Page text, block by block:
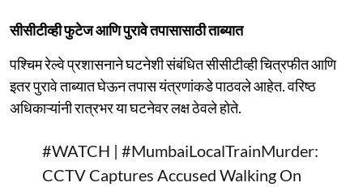
सीसीटीव्ही फुटेज आणि पुरावे तपासासाठी ताब्यात
पश्चिम रेल्वे प्रशासनाने घटनेशी संबंधित सीसीटीव्ही चित्रफीत आणि
इतर पुरावे ताब्यात घेऊन तपास यंत्रणांकडे पाठवले आहेत. वरिष्ठ
अधिकाऱ्यांनी रात्रभर या घटनेवर लक्ष ठेवले होते.
#WATCH | #MumbaiLocalTrainMurder:
CCTV Captures Accused Walking On